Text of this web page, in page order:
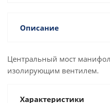
Описание
Центральный мост
изолирующим вентилем.
Характеристики